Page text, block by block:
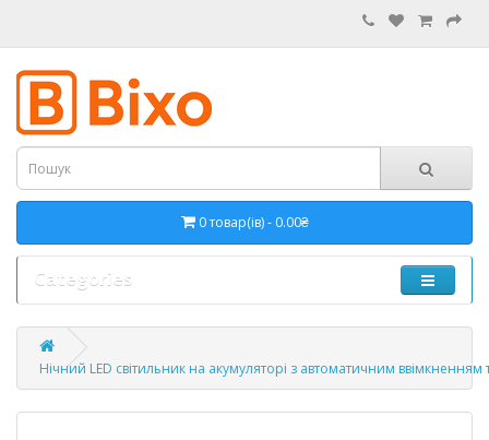
0 товар(ів) - 0.00₴
Categories
Нічний LED світильник на акумуляторі з автоматичним ввімкненням